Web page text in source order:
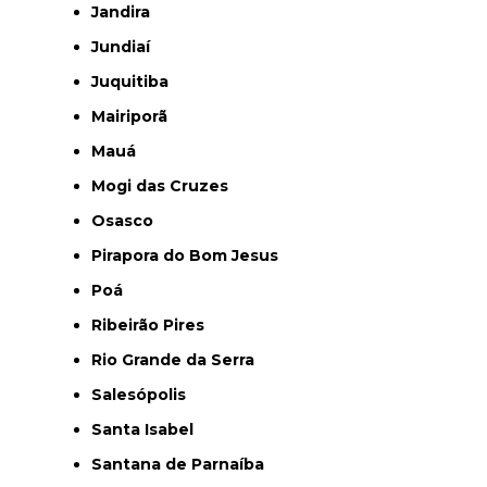
Jandira
Jundiaí
Juquitiba
Mairiporã
Mauá
Mogi das Cruzes
Osasco
Pirapora do Bom Jesus
Poá
Ribeirão Pires
Rio Grande da Serra
Salesópolis
Santa Isabel
Santana de Parnaíba